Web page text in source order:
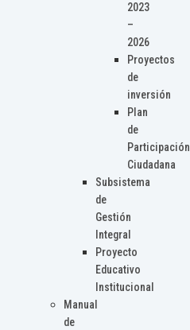
2023
–
2026
Proyectos
de
inversión
Plan
de
Participación
Ciudadana
Subsistema
de
Gestión
Integral
Proyecto
Educativo
Institucional
Manual
de